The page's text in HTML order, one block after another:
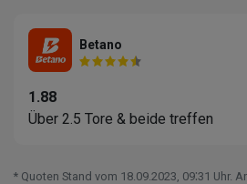
Betano
1.88
Über 2.5 Tore & beide treffen
* Quoten Stand vom 18.09.2023‚ 09⁚31 Uhr.